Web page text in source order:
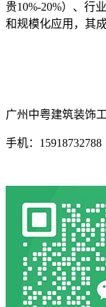
贵10%-20%）、行
和规模化应用，其
广州中粤建筑装饰
手机：15918732788